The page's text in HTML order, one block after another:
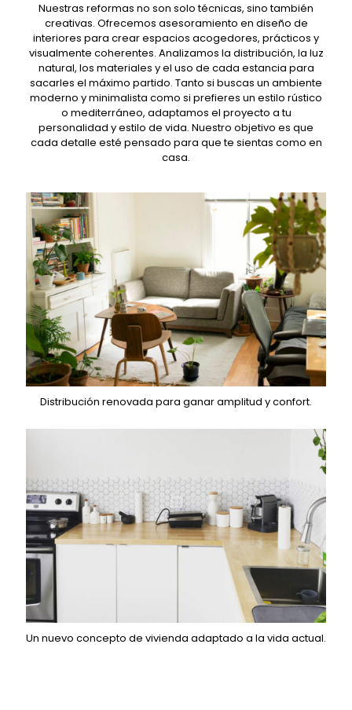
Nuestras reformas no son solo técnicas, sino también
creativas. Ofrecemos asesoramiento en diseño de
interiores para crear espacios acogedores, prácticos y
visualmente coherentes. Analizamos la distribución, la luz
natural, los materiales y el uso de cada estancia para
sacarles el máximo partido. Tanto si buscas un ambiente
moderno y minimalista como si prefieres un estilo rústico
o mediterráneo, adaptamos el proyecto a tu
personalidad y estilo de vida. Nuestro objetivo es que
cada detalle esté pensado para que te sientas como en
casa.
Distribución renovada para ganar amplitud y confort.
Un nuevo concepto de vivienda adaptado a la vida actual.